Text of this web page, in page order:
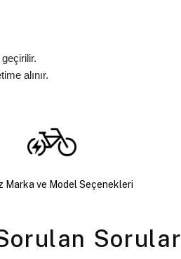
alınır.
Marka ve Model Seçenekleri
Sorular